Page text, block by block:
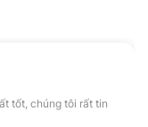
tốt, chúng tôi rất tin